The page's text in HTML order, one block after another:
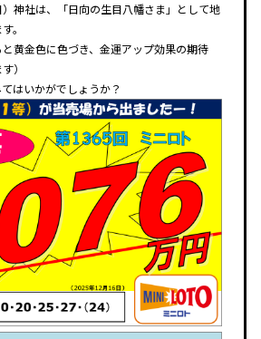
神社は、「日向の生目八幡さま」として地
。
黄金色に色づき、金運アップ効果の期待
）
はいかがでしょうか？